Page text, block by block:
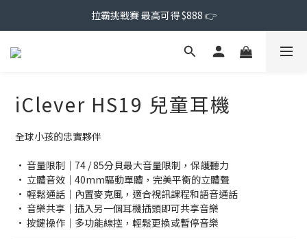
拉霸挑戰賽 最高可得 $888 👉
iClever HS19 兒童耳機
全球小孩的忠實夥伴
• 音量限制｜74 / 85分貝最大音量限制，保護聽力
• 立體音效｜40mm驅動單體，完美平衡的立體聲
• 輕鬆通話｜內置麥克風，適合視訊課程和語音通話
• 音樂共享｜插入另一個耳機插頭即可共享音樂
• 按鍵操作｜多功能線控，輕鬆更換或暫停音樂